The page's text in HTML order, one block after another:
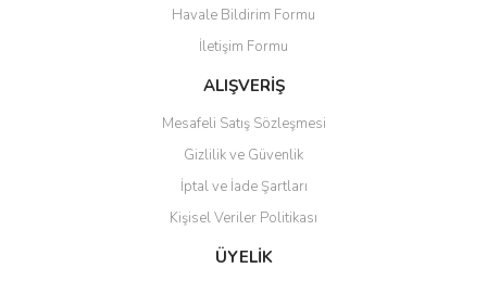
Ürün açıklamasında eksik bilgiler bulunuyor.
Ürün bilgilerinde hatalar bulunuyor.
Ürün fiyatı diğer sitelerden daha pahalı.
Gönder
Havale Bildirim Formu
İletişim Formu
ALIŞVERİŞ
Mesafeli Satış Sözleşmesi
Gizlilik ve Güvenlik
İptal ve İade Şartları
Kişisel Veriler Politikası
ÜYELİK